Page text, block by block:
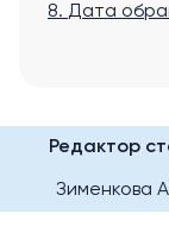
8. Дата
Редактор
Зименкова